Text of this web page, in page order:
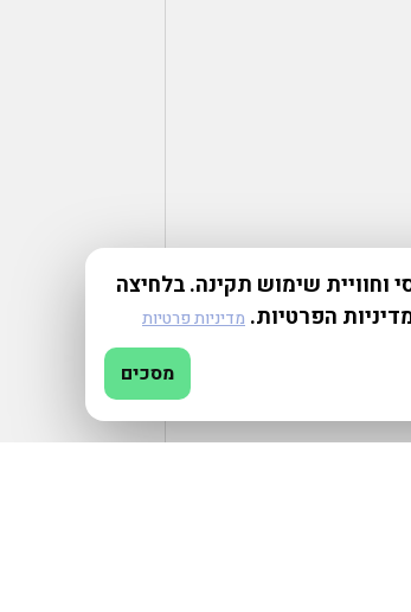
שימוש תקינה. בלחיצה
הפרטיות. מדיניות פרטיות
מסכים